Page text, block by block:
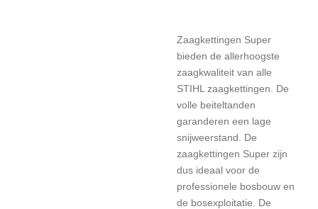
Zaagkettingen Super
bieden de allerhoogste
zaagkwaliteit van alle
STIHL zaagkettingen. De
volle beiteltanden
garanderen een lage
snijweerstand. De
zaagkettingen Super zijn
dus ideaal voor de
professionele bosbouw en
de bosexploitatie. De